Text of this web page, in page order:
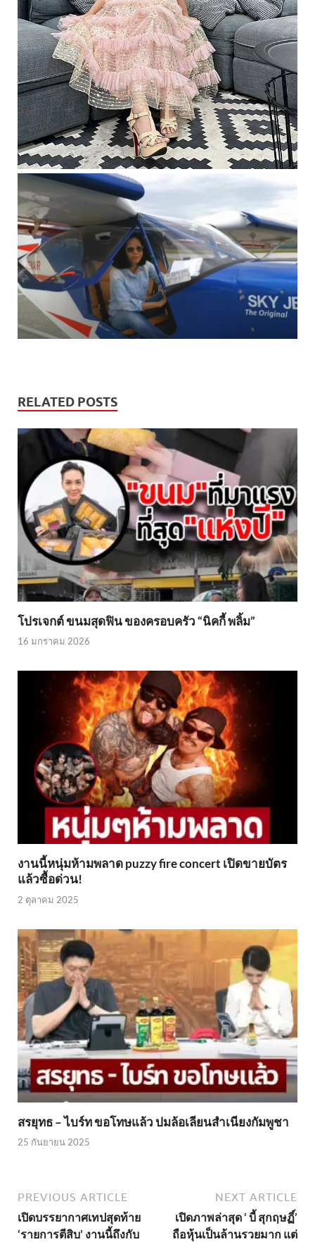
RELATED POSTS
โปรเจกต์ ขนมสุดฟิน ของครอบครัว “นิคกี้ พลิ้ม”
16 มกราคม 2026
งานนี้หนุ่มห้ามพลาด puzzy fire concert เปิดขายบัตร
แล้วซื้อด่วน!
2 ตุลาคม 2025
สรยุทธ – ไบร์ท ขอโทษแล้ว ปมล้อเลียนสำเนียงกัมพูชา
25 กันยายน 2025
PREVIOUS ARTICLE
เปิดบรรยากาศเทปสุดท้าย
‘รายการตีสิบ’ งานนี้ถึงกับ
NEXT ARTICLE
เปิดภาพล่าสุด ‘ บี้ สุกฤษฏิ์’
ถือหุ้นเป็นล้านรวยมาก แต่